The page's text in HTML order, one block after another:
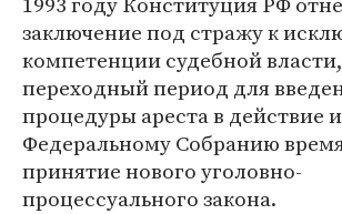
заключение под стражу к
компетенции судебной
переходный период для
процедуры ареста в действие
Федеральному Собранию
принятие нового уголовно-
процессуального закона.